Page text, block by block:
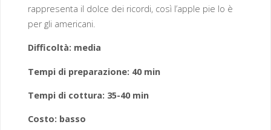
rappresenta il dolce dei ricordi, così l’apple pie lo è
per gli americani.
Difficoltà: media
Tempi di preparazione: 40 min
Tempi di cottura: 35-40 min
Costo: basso